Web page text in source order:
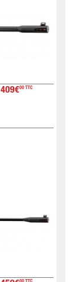
409€00 TTC
00 TTC